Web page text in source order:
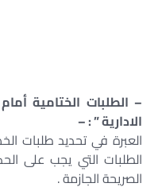
– الطلبات الختامية
الادارية ” : –
العبرة في تحديد طلبات
الطلبات التي يجب على
الصريحة الجازمة .